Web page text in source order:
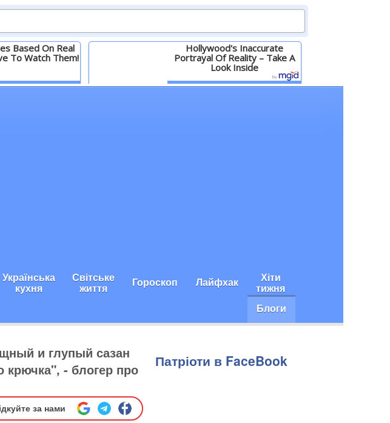
Based On Real
To Watch Them!
Hollywood's Inaccurate
Portrayal Of Reality – Take A
Look Inside
Детальніше
Українська
кухня
Світське
життя Гороскоп Лайфхак Хіти
тижня
Блоги
и глупый сазан
- блогер про
за нами
Патріоти в FaceBook